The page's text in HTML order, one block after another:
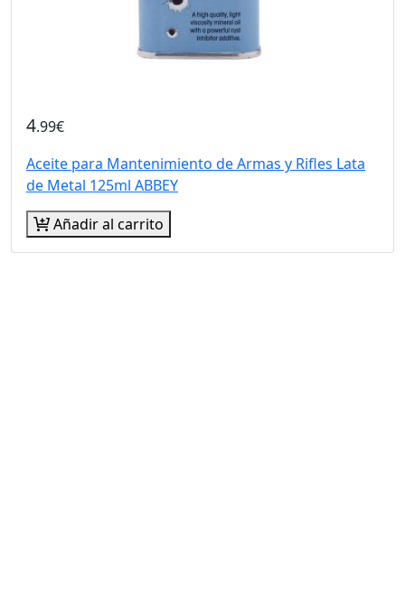
4.99€
Aceite para Mantenimiento de Armas y Rifles Lata
de Metal 125ml ABBEY
Añadir al carrito